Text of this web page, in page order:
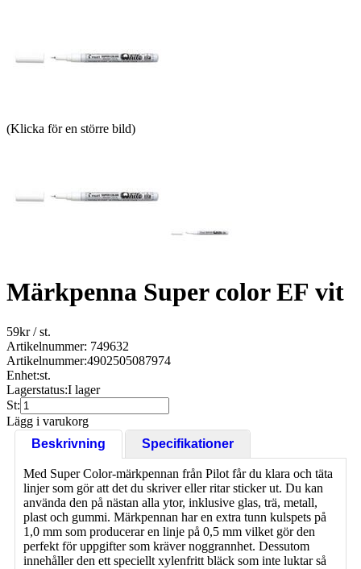
(Klicka för en större bild)
Märkpenna Super color EF vit
59kr/ st.
Artikelnummer: 749632
Artikelnummer:4902505087974
Enhet:st.
Lagerstatus:I lager
St:
Lägg i varukorg
Beskrivning
Specifikationer
Med Super Color-märkpennan från Pilot får du klara och täta
linjer som gör att det du skriver eller ritar sticker ut. Du kan
använda den på nästan alla ytor, inklusive glas, trä, metall,
plast och gummi. Märkpennan har en extra tunn kulspets på
1,0 mm som producerar en linje på 0,5 mm vilket gör den
perfekt för uppgifter som kräver noggrannhet. Dessutom
innehåller den ett speciellt xylenfritt bläck som inte luktar så